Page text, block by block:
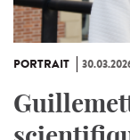
PORTRAIT